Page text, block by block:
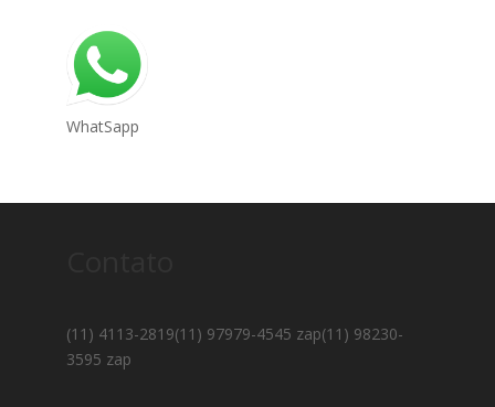
WhatSapp
(11) 4113-2819(11) 97979-4545 zap(11) 98230-
3595 zap